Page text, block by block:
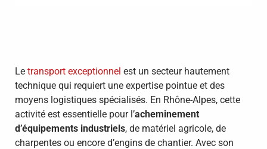
Le transport exceptionnel est un secteur hautement
technique qui requiert une expertise pointue et des
moyens logistiques spécialisés. En Rhône-Alpes, cette
activité est essentielle pour l’acheminement
d’équipements industriels, de matériel agricole, de
charpentes ou encore d’engins de chantier. Avec son